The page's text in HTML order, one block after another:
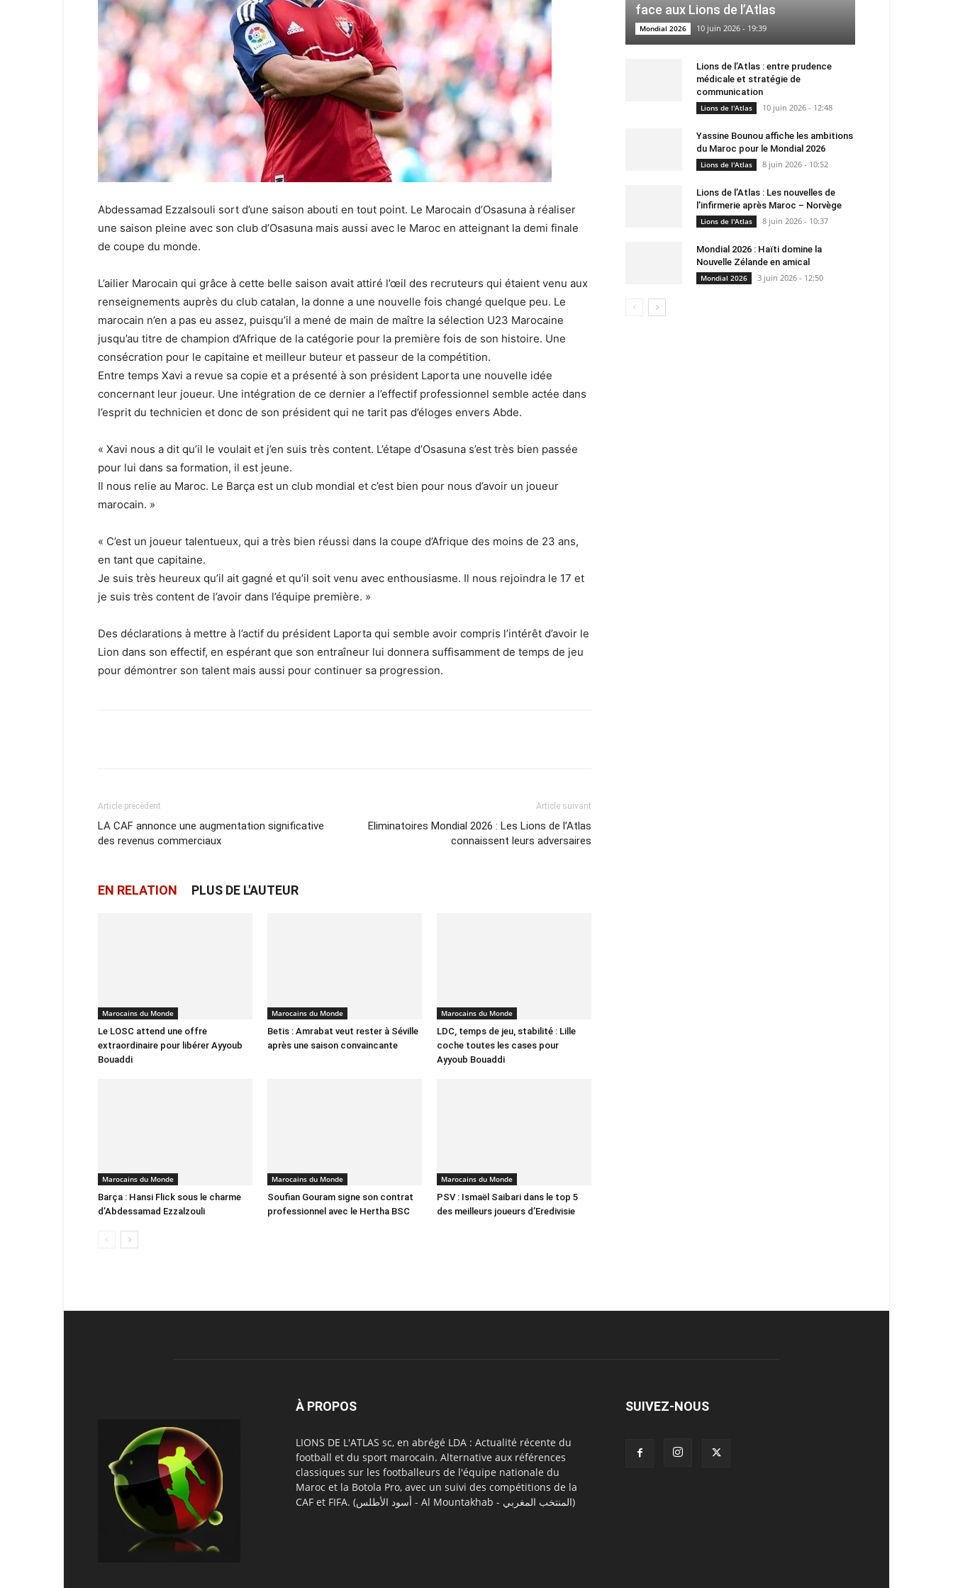
Abdessamad Ezzalsouli sort d’une saison abouti en tout point. Le Marocain d’Osasuna à réaliser
une saison pleine avec son club d’Osasuna mais aussi avec le Maroc en atteignant la demi finale
de coupe du monde.
L’ailier Marocain qui grâce à cette belle saison avait attiré l’œil des recruteurs qui étaient venu aux
renseignements auprès du club catalan, la donne a une nouvelle fois changé quelque peu. Le
marocain n’en a pas eu assez, puisqu’il a mené de main de maître la sélection U23 Marocaine
jusqu’au titre de champion d’Afrique de la catégorie pour la première fois de son histoire. Une
consécration pour le capitaine et meilleur buteur et passeur de la compétition.
Entre temps Xavi a revue sa copie et a présenté à son président Laporta une nouvelle idée
concernant leur joueur. Une intégration de ce dernier a l’effectif professionnel semble actée dans
l’esprit du technicien et donc de son président qui ne tarit pas d’éloges envers Abde.
« Xavi nous a dit qu’il le voulait et j’en suis très content. L’étape d’Osasuna s’est très bien passée
pour lui dans sa formation, il est jeune.
Il nous relie au Maroc. Le Barça est un club mondial et c’est bien pour nous d’avoir un joueur
marocain. »
« C’est un joueur talentueux, qui a très bien réussi dans la coupe d’Afrique des moins de 23 ans,
en tant que capitaine.
Je suis très heureux qu’il ait gagné et qu’il soit venu avec enthousiasme. Il nous rejoindra le 17 et
je suis très content de l’avoir dans l’équipe première. »
Des déclarations à mettre à l’actif du président Laporta qui semble avoir compris l’intérêt d’avoir le
Lion dans son effectif, en espérant que son entraîneur lui donnera suffisamment de temps de jeu
pour démontrer son talent mais aussi pour continuer sa progression.
Article précédent
LA CAF annonce une augmentation significative
des revenus commerciaux
Article suivant
Eliminatoires Mondial 2026 : Les Lions de l’Atlas
connaissent leurs adversaires
EN RELATION PLUS DE L'AUTEUR
Marocains du Monde
Le LOSC attend une offre
extraordinaire pour libérer Ayyoub
Bouaddi
Marocains du Monde
Betis : Amrabat veut rester à Séville
après une saison convaincante
Marocains du Monde
LDC, temps de jeu, stabilité : Lille
coche toutes les cases pour
Ayyoub Bouaddi
Marocains du Monde
Barça : Hansi Flick sous le charme
d’Abdessamad Ezzalzouli
Marocains du Monde
Soufian Gouram signe son contrat
professionnel avec le Hertha BSC
Marocains du Monde
PSV : Ismaël Saibari dans le top 5
des meilleurs joueurs d’Eredivisie
face aux Lions de l’Atlas
Mondial 2026 10 juin 2026 - 19:39
Lions de l’Atlas : entre prudence
médicale et stratégie de
communication
Lions de l'Atlas 10 juin 2026 - 12:48
Yassine Bounou affiche les ambitions
du Maroc pour le Mondial 2026
Lions de l'Atlas 8 juin 2026 - 10:52
Lions de l’Atlas : Les nouvelles de
l’infirmerie après Maroc – Norvège
Lions de l'Atlas 8 juin 2026 - 10:37
Mondial 2026 : Haïti domine la
Nouvelle Zélande en amical
Mondial 2026 3 juin 2026 - 12:50
À PROPOS
LIONS DE L'ATLAS sc, en abrégé LDA : Actualité récente du
football et du sport marocain. Alternative aux références
classiques sur les footballeurs de l'équipe nationale du
Maroc et la Botola Pro, avec un suivi des compétitions de la
CAF et FIFA. (أسود الأطلس - Al Mountakhab - المنتخب المغربي)
SUIVEZ-NOUS